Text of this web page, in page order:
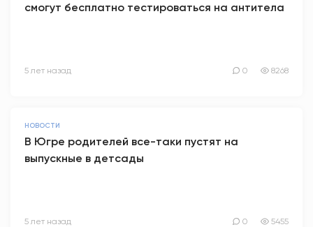
смогут бесплатно тестироваться на антитела
5 лет назад 0 8268
НОВОСТИ
В Югре родителей все-таки пустят на
выпускные в детсады
5 лет назад 0 5455